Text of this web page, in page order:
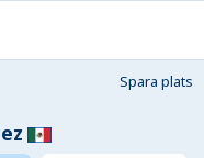
Spara plats